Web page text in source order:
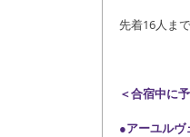
先着16人ま
＜合宿中に
●アーユルヴ